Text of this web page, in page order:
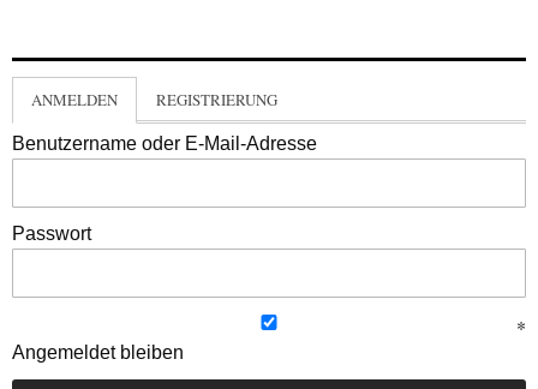
ANMELDEN REGISTRIERUNG
Benutzername oder E-Mail-Adresse
Passwort
Angemeldet bleiben